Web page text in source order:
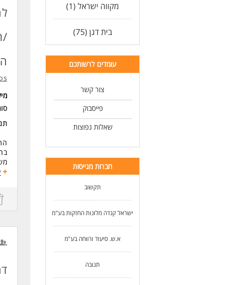
מקווה ישראל (1)
בית דגן (75)
עומדים לרשותכם
צור קשר
פייסבוק
שאלות נפוצות
חברות מגייסות
תקשוב
ישראל קנדה מלונות החזקות בע"מ
א.ש. סיעוד ורווחה בע"מ
תנובה
*
/
שכר: 8,500 ש"ח +
-
-
-
-
-
-
-